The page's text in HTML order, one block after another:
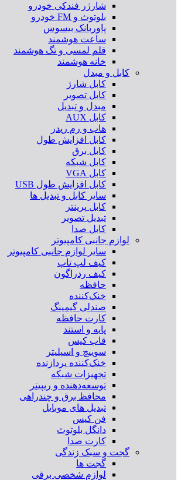
شارژر فندکی خودرو
بلوتوث و FM خودرو
پاوربانک بیسوس
ساعت هوشمند
قلم لمسی و تگ هوشمند
خانه هوشمند
کابل و مبدل
کابل شارژ
کابل تصویر
مبدل و تبدیل
کابل AUX
هاب و رم ریدر
کابل افزایش طول
کابل برق
کابل شبکه
کابل VGA
کابل افزایش طول USB
سایر کابل و تبدیل ها
کابل پرینتر
تبدیل تصویر
کابل صدا
لوازم جانبی کامپیوتر
سایر لوازم جانبی کامپیوتر
کیف لپ تاپ
کیف ردراگون
حافظه
خنک‌کننده
صندلی گیمینگ
کارت حافظه
پایه و استند
قاب کیس
سوییچ و اسپلیتر
خنک‌کننده پردازنده
تجهیزات شبکه
توسعه‌دهنده و ریپیتر
محافظ برق و چندراهی
تبدیل های موبایل
فن کیس
دانگل بلوتوث
کارت صدا
گجت و سبک زندگی
گجت ها
لوازم شخصی برقی